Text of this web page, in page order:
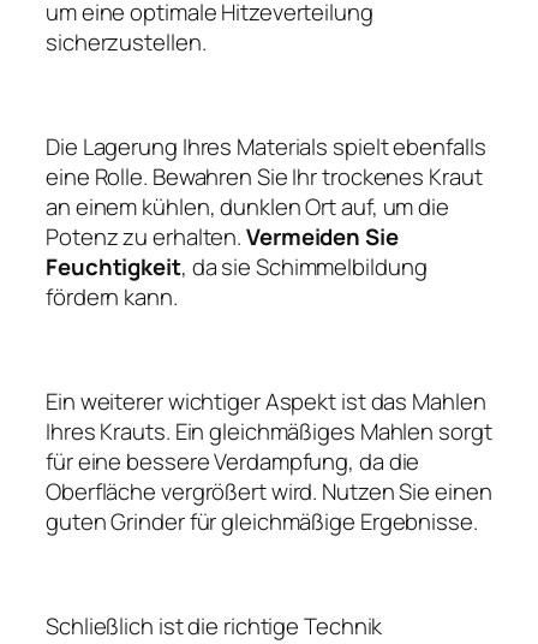
um eine optimale Hitzeverteilung
sicherzustellen.
Die Lagerung Ihres Materials spielt ebenfalls
eine Rolle. Bewahren Sie Ihr trockenes Kraut
an einem kühlen, dunklen Ort auf, um die
Potenz zu erhalten.Vermeiden Sie
Feuchtigkeit, da sie Schimmelbildung
fördern kann.
Ein weiterer wichtiger Aspekt ist das Mahlen
Ihres Krauts. Ein gleichmäßiges Mahlen sorgt
für eine bessere Verdampfung, da die
Oberfläche vergrößert wird. Nutzen Sie einen
guten Grinder für gleichmäßige Ergebnisse.
Schließlich ist die richtige Technik